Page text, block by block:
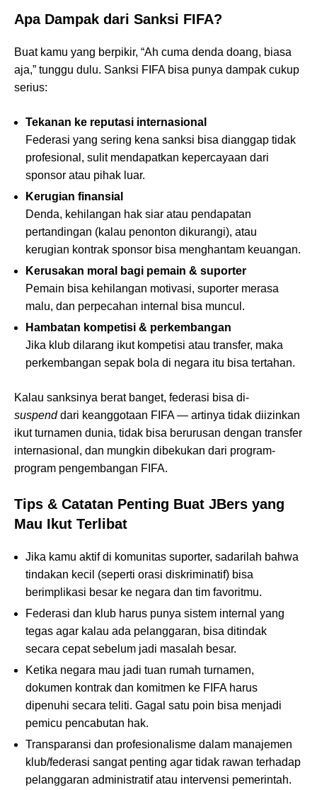
Apa Dampak dari Sanksi FIFA?
Buat kamu yang berpikir, “Ah cuma denda doang, biasa
aja,” tunggu dulu. Sanksi FIFA bisa punya dampak cukup
serius:
Tekanan ke reputasi internasional
Federasi yang sering kena sanksi bisa dianggap tidak
profesional, sulit mendapatkan kepercayaan dari
sponsor atau pihak luar.
Kerugian finansial
Denda, kehilangan hak siar atau pendapatan
pertandingan (kalau penonton dikurangi), atau
kerugian kontrak sponsor bisa menghantam keuangan.
Kerusakan moral bagi pemain & suporter
Pemain bisa kehilangan motivasi, suporter merasa
malu, dan perpecahan internal bisa muncul.
Hambatan kompetisi & perkembangan
Jika klub dilarang ikut kompetisi atau transfer, maka
perkembangan sepak bola di negara itu bisa tertahan.
Kalau sanksinya berat banget, federasi bisa di-
suspend dari keanggotaan FIFA — artinya tidak diizinkan
ikut turnamen dunia, tidak bisa berurusan dengan transfer
internasional, dan mungkin dibekukan dari program-
program pengembangan FIFA.
Tips & Catatan Penting Buat JBers yang
Mau Ikut Terlibat
Jika kamu aktif di komunitas suporter, sadarilah bahwa
tindakan kecil (seperti orasi diskriminatif) bisa
berimplikasi besar ke negara dan tim favoritmu.
Federasi dan klub harus punya sistem internal yang
tegas agar kalau ada pelanggaran, bisa ditindak
secara cepat sebelum jadi masalah besar.
Ketika negara mau jadi tuan rumah turnamen,
dokumen kontrak dan komitmen ke FIFA harus
dipenuhi secara teliti. Gagal satu poin bisa menjadi
pemicu pencabutan hak.
Transparansi dan profesionalisme dalam manajemen
klub/federasi sangat penting agar tidak rawan terhadap
pelanggaran administratif atau intervensi pemerintah.